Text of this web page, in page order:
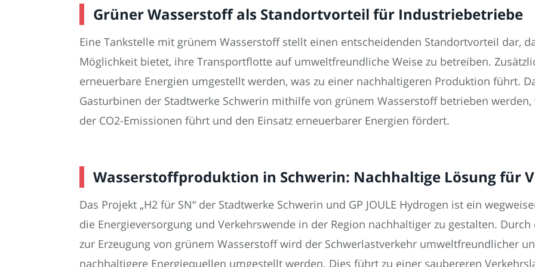
Grüner Wasserstoff als Standortvorteil für Industriebetriebe
Eine Tankstelle mit grünem Wasserstoff stellt einen entscheidenden Standortvorteil dar,
Möglichkeit bietet, ihre Transportflotte auf umweltfreundliche Weise zu betreiben.
erneuerbare Energien umgestellt werden, was zu einer nachhaltigeren Produktion führt.
Gasturbinen der Stadtwerke Schwerin mithilfe von grünem Wasserstoff betrieben
der CO2-Emissionen führt und den Einsatz erneuerbarer Energien fördert.
Wasserstoffproduktion in Schwerin: Nachhaltige Lösung für
Das Projekt „H2 für SN“ der Stadtwerke Schwerin und GP JOULE Hydrogen ist ein
die Energieversorgung und Verkehrswende in der Region nachhaltiger zu gestalten.
zur Erzeugung von grünem Wasserstoff wird der Schwerlastverkehr umweltfreundlicher
nachhaltigere Energiequellen umgestellt werden. Dies führt zu einer saubereren